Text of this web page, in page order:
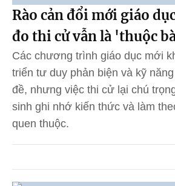
Rào cản đổi mới giáo
đo thi cử vẫn là 'thuộc
Các chương trình giáo dục mới
triển tư duy phản biện và kỹ
đề, nhưng việc thi cử lại chú
sinh ghi nhớ kiến thức và làm
quen thuộc.